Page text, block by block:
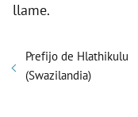
llame.
Prefijo de Hlathikulu
(Swazilandia)